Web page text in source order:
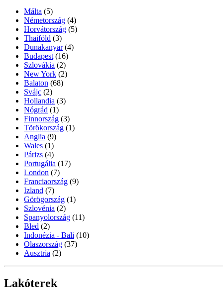
Málta (5)
Németország (4)
Horvátország (5)
Thaiföld (3)
Dunakanyar (4)
Budapest (16)
Szlovákia (2)
New York (2)
Balaton (68)
Svájc (2)
Hollandia (3)
Nógrád (1)
Finnország (3)
Törökország (1)
Anglia (9)
Wales (1)
Párizs (4)
Portugália (17)
London (7)
Franciaország (9)
Izland (7)
Görögország (1)
Szlovénia (2)
Spanyolország (11)
Bled (2)
Indonézia - Bali (10)
Olaszország (37)
Ausztria (2)
Lakóterek